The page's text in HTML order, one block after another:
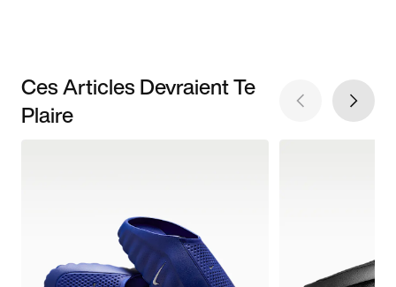
Ces Articles Devraient Te
Plaire